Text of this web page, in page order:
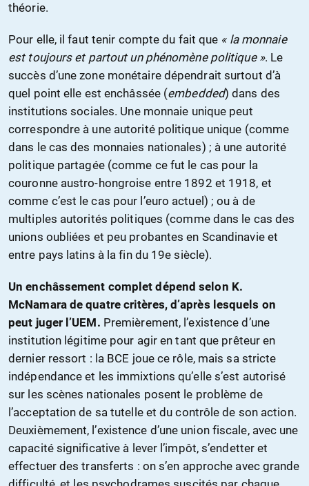
théorie.
Pour elle, il faut tenir compte du fait que « la monnaie
est toujours et partout un phénomène politique ». Le
succès d’une zone monétaire dépendrait surtout d’à
quel point elle est enchâssée (embedded) dans des
institutions sociales. Une monnaie unique peut
correspondre à une autorité politique unique (comme
dans le cas des monnaies nationales) ; à une autorité
politique partagée (comme ce fut le cas pour la
couronne austro-hongroise entre 1892 et 1918, et
comme c’est le cas pour l’euro actuel) ; ou à de
multiples autorités politiques (comme dans le cas des
unions oubliées et peu probantes en Scandinavie et
entre pays latins à la fin du 19e siècle).
Un enchâssement complet dépend selon K.
McNamara de quatre critères, d’après lesquels on
peut juger l’UEM. Premièrement, l’existence d’une
institution légitime pour agir en tant que prêteur en
dernier ressort : la BCE joue ce rôle, mais sa stricte
indépendance et les immixtions qu’elle s’est autorisé
sur les scènes nationales posent le problème de
l’acceptation de sa tutelle et du contrôle de son action.
Deuxièmement, l’existence d’une union fiscale, avec une
capacité significative à lever l’impôt, s’endetter et
effectuer des transferts : on s’en approche avec grande